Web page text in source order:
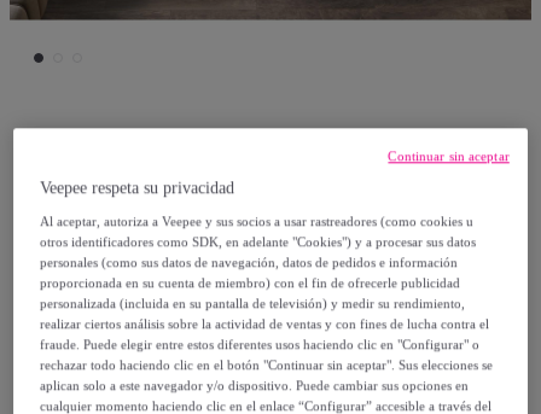
VENUS Alfombra abstracta con tonos
suaves cobrizos, varias medidas
disponibles.
Desde
67,95 €
Veepee respeta su privacidad
Al aceptar, autoriza a Veepee y sus socios a usar rastreadores (como cookies u
otros identificadores como SDK, en adelante "Cookies") y a procesar sus datos
personales (como sus datos de navegación, datos de pedidos e información
proporcionada en su cuenta de miembro) con el fin de ofrecerle publicidad
personalizada (incluida en su pantalla de televisión) y medir su rendimiento,
realizar ciertos análisis sobre la actividad de ventas y con fines de lucha contra el
fraude. Puede elegir entre estos diferentes usos haciendo clic en "Configurar" o
rechazar todo haciendo clic en el botón "Continuar sin aceptar". Sus elecciones se
aplican solo a este navegador y/o dispositivo. Puede cambiar sus opciones en
cualquier momento haciendo clic en el enlace “Configurar” accesible a través del
Continuar sin aceptar